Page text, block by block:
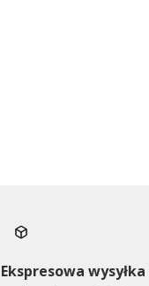
Ekspresowa wysyłka